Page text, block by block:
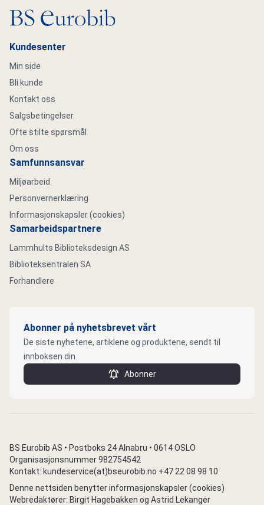
Gå til hovedsiden
Kundesenter
Min side
Bli kunde
Kontakt oss
Salgsbetingelser
Ofte stilte spørsmål
Om oss
Samfunnsansvar
Miljøarbeid
Personvernerklæring
Informasjonskapsler (cookies)
Samarbeidspartnere
Lammhults Biblioteksdesign AS
Biblioteksentralen SA
Forhandlere
Abonner på nyhetsbrevet vårt
De siste nyhetene, artiklene og produktene, sendt til
innboksen din.
Abonner
BS Eurobib AS • Postboks 24 Alnabru • 0614 OSLO
Organisasjonsnummer 982754542
Kontakt: kundeservice(at)bseurobib.no +47 22 08 98 10
Denne nettsiden benytter informasjonskapsler (cookies)
Webredaktører: Birgit Hagebakken og Astrid Lekanger